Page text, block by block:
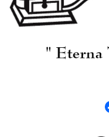
[HMV] A.ボールト/ エ
ルガー:エニグマ変奏